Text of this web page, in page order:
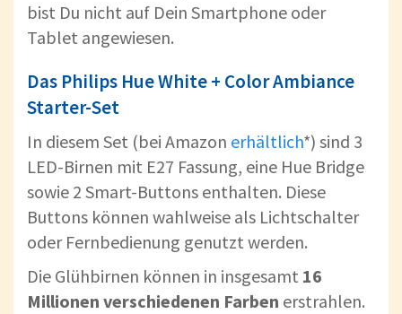
bist Du nicht auf Dein Smartphone oder
Tablet angewiesen.
Das Philips Hue White + Color Ambiance
Starter-Set
In diesem Set (bei Amazon erhältlich*) sind 3
LED-Birnen mit E27 Fassung, eine Hue Bridge
sowie 2 Smart-Buttons enthalten. Diese
Buttons können wahlweise als Lichtschalter
oder Fernbedienung genutzt werden.
Die Glühbirnen können in insgesamt 16
Millionen verschiedenen Farben erstrahlen.